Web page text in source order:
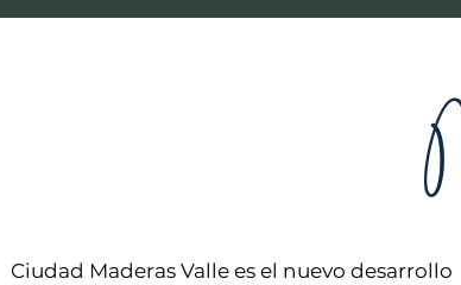
Ciudad Maderas Valle es el nuevo desarrollo